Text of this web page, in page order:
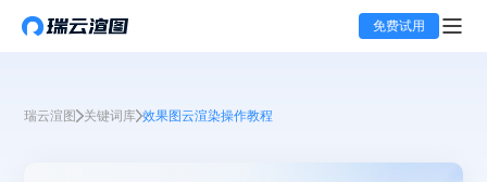
免费试用
瑞云渲图 关键词库 效果图云渲染操作教程